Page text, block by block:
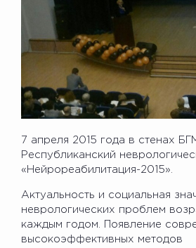
7 апреля 2015 года в стенах
Республиканский
«Нейрореабилитация-2015».
Актуальность и социальная
неврологических проблем
каждым годом. Появление
высокоэффективных методов